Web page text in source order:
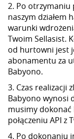
2. Po otrzymaniu
naszym działem
warunki
Twoim Sellasist.
od hurtowni jest
abonamentu za
Babyono.
3. Czas realizacji
Babyono wynosi
musimy dokonać
połączeniu API z
4. Po dokonaniu